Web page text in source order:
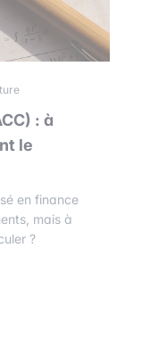
: à
le
en finance
mais à
?